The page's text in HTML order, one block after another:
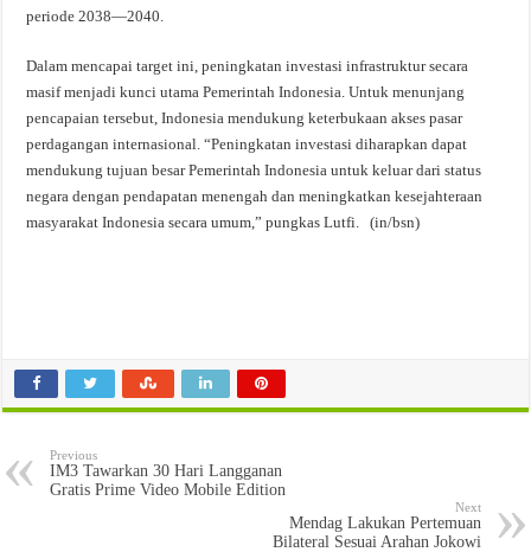
periode 2038—2040.
Dalam mencapai target ini, peningkatan investasi infrastruktur secara
masif menjadi kunci utama Pemerintah Indonesia. Untuk menunjang
pencapaian tersebut, Indonesia mendukung keterbukaan akses pasar
perdagangan internasional. “Peningkatan investasi diharapkan dapat
mendukung tujuan besar Pemerintah Indonesia untuk keluar dari status
negara dengan pendapatan menengah dan meningkatkan kesejahteraan
masyarakat Indonesia secara umum,” pungkas Lutfi. (in/bsn)
Previous
IM3 Tawarkan 30 Hari Langganan
Gratis Prime Video Mobile Edition
Next
Mendag Lakukan Pertemuan
Bilateral Sesuai Arahan Jokowi